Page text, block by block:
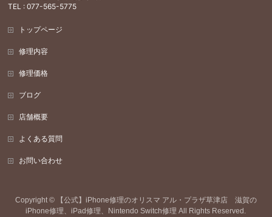
TEL : 077-565-5775
トップページ
修理内容
修理価格
ブログ
店舗概要
よくある質問
お問い合わせ
Copyright ©
【公式】iPhone修理のオリスマ アル・プラザ草津店 滋賀の
iPhone修理、iPad修理、Nintendo Switch修理 All Rights Reserved.